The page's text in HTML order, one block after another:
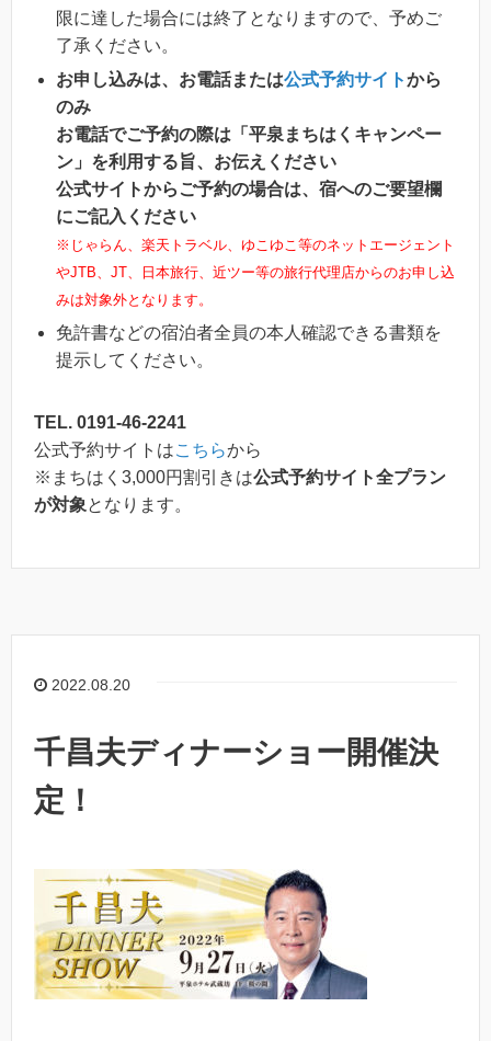
限に達した場合には終了となりますので、予めご
了承ください。
お申し込みは、お電話または公式予約サイトから
のみ
お電話でご予約の際は「平泉まちはくキャンペー
ン」を利用する旨、お伝えください
公式サイトからご予約の場合は、宿へのご要望欄
にご記入ください
※じゃらん、楽天トラベル、ゆこゆこ等のネットエージェント
やJTB、JT、日本旅行、近ツー等の旅行代理店からのお申し込
みは対象外となります。
免許書などの宿泊者全員の本人確認できる書類を
提示してください。
TEL. 0191-46-2241
公式予約サイトはこちらから
※まちはく3,000円割引きは公式予約サイト全プラン
が対象となります。
2022.08.20
千昌夫ディナーショー開催決
定！